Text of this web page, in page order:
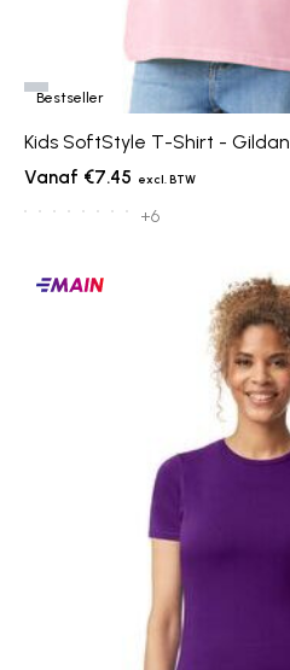
Bestseller
Kids SoftStyle T-Shirt - Gildan
€7.45
+6
Main